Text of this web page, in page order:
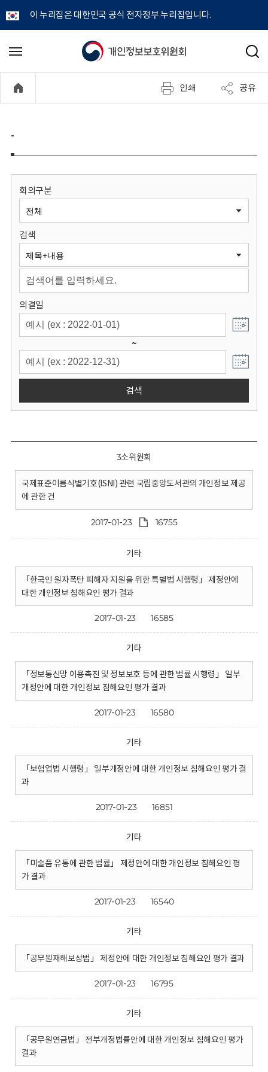
이 누리집은 대한민국 공식 전자정부 누리집입니다.
개
정
보
원
회
메
기
검
인쇄 공유
-
회의구분
검색
의결일
~
검색
3소위원회
국제표준이름식별기호(ISNI) 관련 국립중앙도서관의 개인정보 제공
에 관한 건
2017-01-23 16755
기타
「한국인 원자폭탄 피해자 지원을 위한 특별법 시행령」 제정안에
대한 개인정보 침해요인 평가 결과
2017-01-23 16585
기타
「정보통신망 이용촉진 및 정보보호 등에 관한 법률 시행령」 일부
개정안에 대한 개인정보 침해요인 평가 결과
2017-01-23 16580
기타
「보험업법 시행령」 일부개정안에 대한 개인정보 침해요인 평가 결
과
2017-01-23 16851
기타
「미술품 유통에 관한 법률」 제정안에 대한 개인정보 침해요인 평
가 결과
2017-01-23 16540
기타
「공무원재해보상법」 제정안에 대한 개인정보 침해요인 평가 결과
2017-01-23 16795
기타
「공무원연금법」 전부개정법률안에 대한 개인정보 침해요인 평가
결과